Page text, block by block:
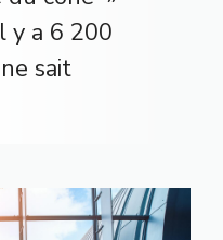
y a 6 200
sait